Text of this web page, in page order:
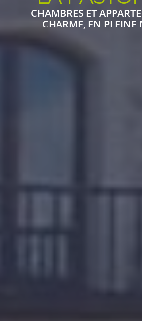
CHAMBRES ET
CHARME, EN PLEINE
CHAMBRES ET
CHARME, EN PLEINE
CHAMBRES ET
CHARME, EN PLEINE